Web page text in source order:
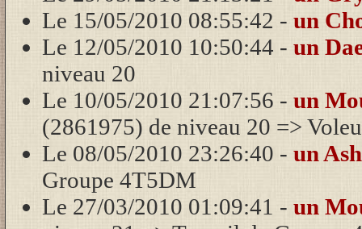
Le 15/05/2010 08:55:42 - un
Le 12/05/2010 10:50:44 - un
niveau 20
Le 10/05/2010 21:07:56 - un
(2861975) de niveau 20 =>
Le 08/05/2010 23:26:40 - un
Groupe 4T5DM
Le 27/03/2010 01:09:41 - un